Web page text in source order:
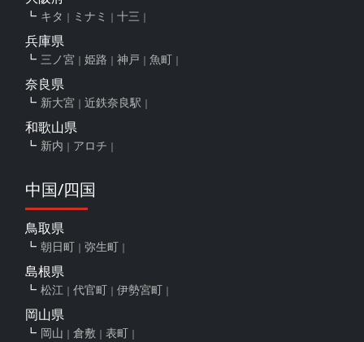
キタ ミナミ 十三
兵庫県
三ノ宮 姫路 神戸 魚町
奈良県
新大宮 近鉄奈良駅
和歌山県
新内 アロチ
中国/四国
鳥取県
朝日町 弥生町
島根県
松江 代官町 伊勢宮町
岡山県
岡山 倉敷 表町